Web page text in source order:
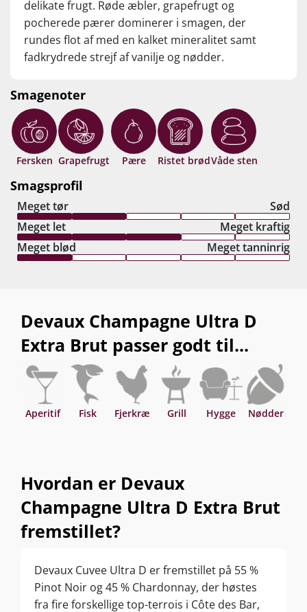
delikate frugt. Røde æbler, grapefrugt og
pocherede pærer dominerer i smagen, der
rundes flot af med en kalket mineralitet samt
fadkrydrede strejf af vanilje og nødder.
Smagenoter
Fersken Grapefrugt Pære Ristet brødVåde sten
Smagsprofil
Meget tør
Sød
Meget let
Meget kraftig
Meget blød
Meget tanninrig
Devaux Champagne Ultra D
Extra Brut passer godt til...
Aperitif Fisk Fjerkræ Grill Hygge Nødder
Hvordan er Devaux
Champagne Ultra D Extra Brut
fremstillet?
Devaux Cuvee Ultra D er fremstillet på 55 %
Pinot Noir og 45 % Chardonnay, der høstes
fra fire forskellige top-terrois i Côte des Bar,